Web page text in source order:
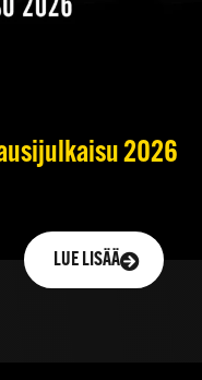
2026
LUE LISÄÄ